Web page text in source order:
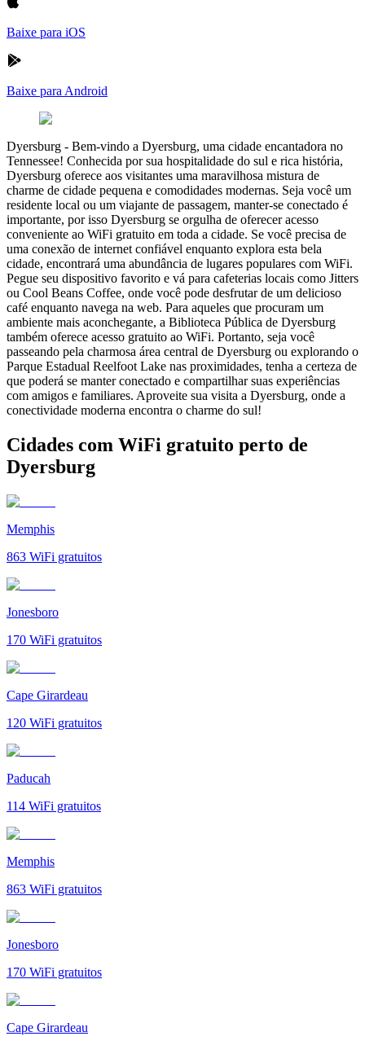
Baixe para iOS
Baixe para Android
Dyersburg - Bem-vindo a Dyersburg, uma cidade encantadora no
Tennessee! Conhecida por sua hospitalidade do sul e rica história,
Dyersburg oferece aos visitantes uma maravilhosa mistura de
charme de cidade pequena e comodidades modernas. Seja você um
residente local ou um viajante de passagem, manter-se conectado é
importante, por isso Dyersburg se orgulha de oferecer acesso
conveniente ao WiFi gratuito em toda a cidade. Se você precisa de
uma conexão de internet confiável enquanto explora esta bela
cidade, encontrará uma abundância de lugares populares com WiFi.
Pegue seu dispositivo favorito e vá para cafeterias locais como Jitters
ou Cool Beans Coffee, onde você pode desfrutar de um delicioso
café enquanto navega na web. Para aqueles que procuram um
ambiente mais aconchegante, a Biblioteca Pública de Dyersburg
também oferece acesso gratuito ao WiFi. Portanto, seja você
passeando pela charmosa área central de Dyersburg ou explorando o
Parque Estadual Reelfoot Lake nas proximidades, tenha a certeza de
que poderá se manter conectado e compartilhar suas experiências
com amigos e familiares. Aproveite sua visita a Dyersburg, onde a
conectividade moderna encontra o charme do sul!
Cidades com WiFi gratuito perto de
Dyersburg
Memphis
863 WiFi gratuitos
Jonesboro
170 WiFi gratuitos
Cape Girardeau
120 WiFi gratuitos
Paducah
114 WiFi gratuitos
Memphis
863 WiFi gratuitos
Jonesboro
170 WiFi gratuitos
Cape Girardeau